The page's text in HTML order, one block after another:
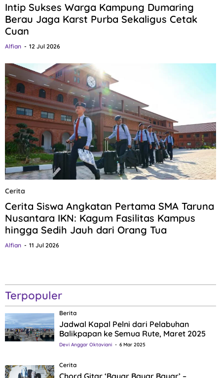
Intip Sukses Warga Kampung Dumaring
Berau Jaga Karst Purba Sekaligus Cetak
Cuan
Alfian 12 Jul 2026
Cerita
Cerita Siswa Angkatan Pertama SMA Taruna
Nusantara IKN: Kagum Fasilitas Kampus
hingga Sedih Jauh dari Orang Tua
Alfian 11 Jul 2026
Terpopuler
Berita
Jadwal Kapal Pelni dari Pelabuhan
Balikpapan ke Semua Rute, Maret 2025
Devi Anggar Oktaviani 6 Mar 2025
Cerita
Chord Gitar ‘Bayar Bayar Bayar’ –